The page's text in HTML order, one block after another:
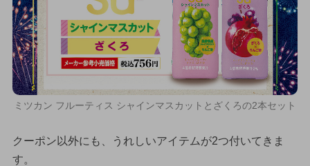
ミツカン フルーティス シャインマスカットとざくろの2本セット
クーポン以外にも、うれしいアイテムが2つ付いてきま
す。